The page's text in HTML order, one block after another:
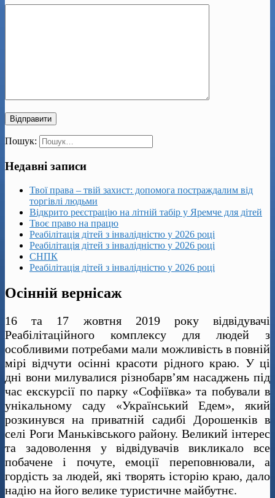
Пошук:
Недавні записи
Твої права – твій захист: допомога постраждалим від
торгівлі людьми
Відкрито реєстрацію на літній табір у Яремче для дітей
Твоє право на працю
Реабілітація дітей з інвалідністю у 2026 році
Реабілітація дітей з інвалідністю у 2026 році
СНПК
Реабілітація дітей з інвалідністю у 2026 році
Осінній вернісаж
16 та 17 жовтня 2019 року відвідувачі
Реабілітаційного комплексу для людей з
особливими потребами мали можливість в повній
мірі відчути осінні красоти рідного краю. У ці
дні вони милувалися різнобарв’ям насаджень під
час екскурсії по парку «Софіївка» та побували в
унікальному саду «Український Едем», який
розкинувся на приватній садибі Дорошенків в
селі Роги Маньківського району. Великий інтерес
та задоволення у відвідувачів викликало все
побачене і почуте, емоції переповнювали, а
гордість за людей, які творять історію краю, дало
надію на його велике туристичне майбутнє.